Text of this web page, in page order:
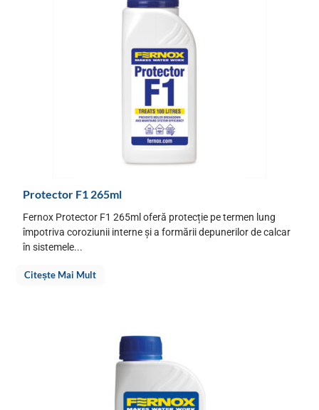
Protector F1 265ml
Fernox Protector F1 265ml oferă protecție pe termen lung
împotriva coroziunii interne și a formării depunerilor de calcar
în sistemele...
Citește Mai Mult